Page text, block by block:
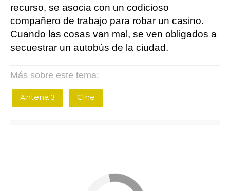
recurso, se asocia con un codicioso
compañero de trabajo para robar un casino.
Cuando las cosas van mal, se ven obligados a
secuestrar un autobús de la ciudad.
Más sobre este tema:
Antena 3 Cine